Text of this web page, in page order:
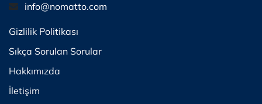
info@nomatto.com
Gizlilik Politikası
Sıkça Sorulan Sorular
Hakkımızda
İletişim